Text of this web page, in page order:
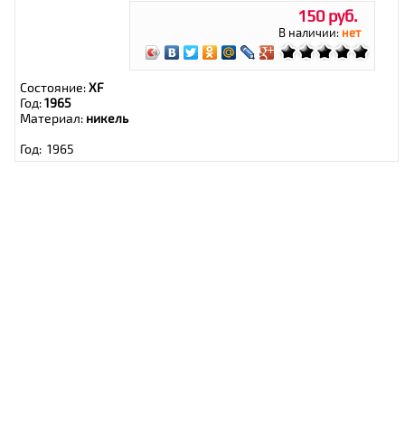
150 руб.
В наличии: нет
Состояние:XF
Год:1965
Материал: никель
Год: 1965